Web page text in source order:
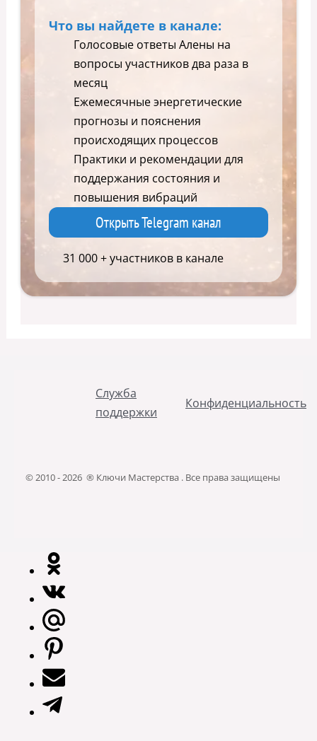
Что вы найдете в канале:
Голосовые ответы Алены на
вопросы участников два раза в
месяц
Ежемесячные энергетические
прогнозы и пояснения
происходящих процессов
Практики и рекомендации для
поддержания состояния и
повышения вибраций
Открыть Telegram канал
31 000 + участников в канале
Служба
поддержки
Конфиденциальность
© 2010 - 2026 ® Ключи Мастерства . Все права защищены